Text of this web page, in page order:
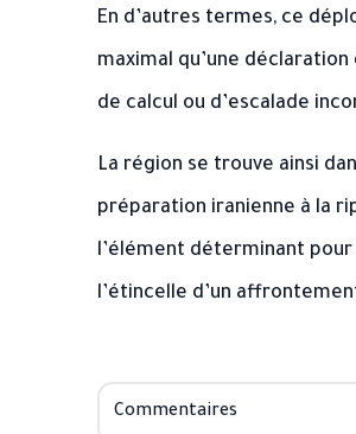
En d’autres termes, ce
maximal qu’une
de calcul ou d’escalade
La région se trouve ainsi
préparation iranienne à la
l’élément déterminant
l’étincelle d’un
Commentaires